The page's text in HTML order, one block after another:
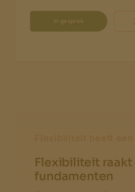
In gesprek
Flexibiliteit raakt
fundamenten